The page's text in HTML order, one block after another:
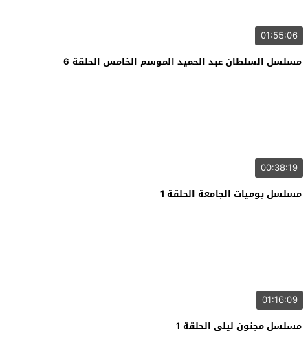
01:55:06
مسلسل السلطان عبد الحميد الموسم الخامس الحلقة 6
00:38:19
مسلسل يوميات الجامعة الحلقة 1
01:16:09
مسلسل مجنون ليلى الحلقة 1